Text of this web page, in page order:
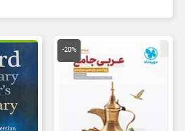
-20%
110,000 تومان
بود.
قیمت
فعلی